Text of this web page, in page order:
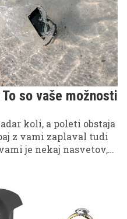
so vaše možnosti
koli, a poleti obstaja
z vami zaplaval tudi
je nekaj nasvetov,
'smrtjo'.